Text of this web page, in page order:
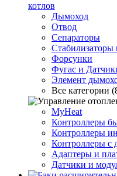
котлов
Дымоход
Отвод
Сепараторы
Стабилизаторы
Форсунки
Фугас и
Элемент
Все категории
MyHeat
Контроллеры
Контроллеры
Контроллеры с
Адаптеры и
Датчики и